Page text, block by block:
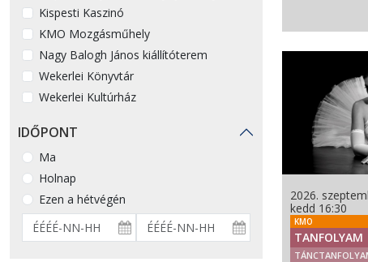
Kispesti Kaszinó
KMO Mozgásműhely
Nagy Balogh János kiállítóterem
Wekerlei Könyvtár
Wekerlei Kultúrház
IDŐPONT
Ma
Holnap
Ezen a hétvégén
2026.
kedd 16:30
KMO
TANFOLYAM